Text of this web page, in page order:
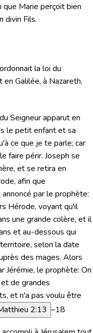
Marie perçoit bien
divin Fils.
la loi du
Galilée, à Nazareth,
Seigneur apparut en
le petit enfant et sa
ce que je te parle; car
faire périr. Joseph se
et se retira en
afin que
par le prophète:
Hérode, voyant qu'il
une grande colère, et il
et au-dessous qui
selon la date
des mages. Alors
Jérémie, le prophète: On
de grandes
et n'a pas voulu être
2:13 –18